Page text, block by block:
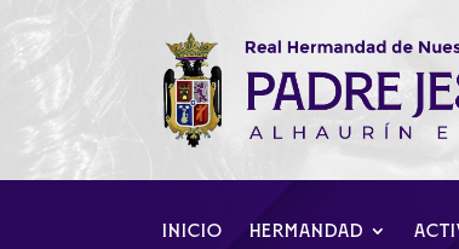
INICIO HERMANDAD